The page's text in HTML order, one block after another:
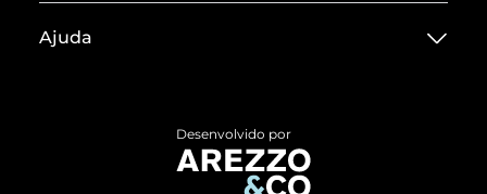
Termos de Uso
ZZ MALL é confiável
Ajuda
Devolução do Produto
Desenvolvido por